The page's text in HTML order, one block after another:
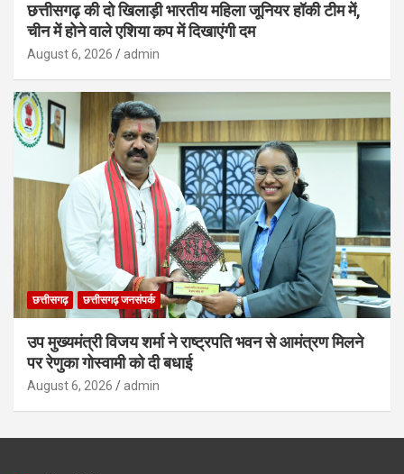
छत्तीसगढ़ की दो खिलाड़ी भारतीय महिला जूनियर हॉकी टीम में,
चीन में होने वाले एशिया कप में दिखाएंगी दम
August 6, 2026 admin
छत्तीसगढ़ छत्तीसगढ़ जनसंपर्क
उप मुख्यमंत्री विजय शर्मा ने राष्ट्रपति भवन से आमंत्रण मिलने
पर रेणुका गोस्वामी को दी बधाई
August 6, 2026 admin